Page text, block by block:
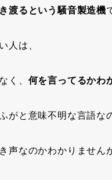
渡るという騒音製造機
人は、
く、 何を言ってるかわ
がと意味不明な言語な
声なのかわかりません